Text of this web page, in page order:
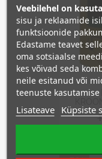
Veebilehel on
sisu ja reklaamide
funktsioonide
Edastame teavet
oma sotsiaalse
kes võivad seda
neile esitanud või
teenuste kasutamise
Lisateave Küpsiste